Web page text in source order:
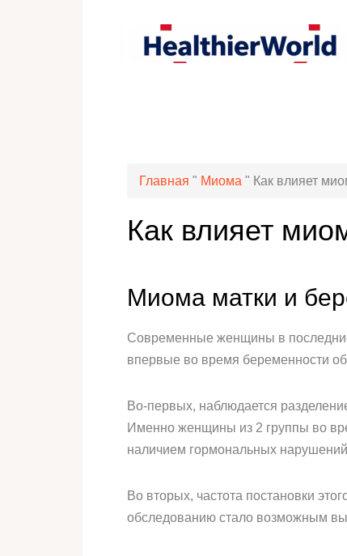
Главная " Миома " Как влияет
Как влияет
Миома матки и
Современные женщины в последние
впервые во время беременности
Во-первых, наблюдается
Именно женщины из 2 группы во
наличием гормональных
Во вторых, частота постановки
обследованию стало возможным